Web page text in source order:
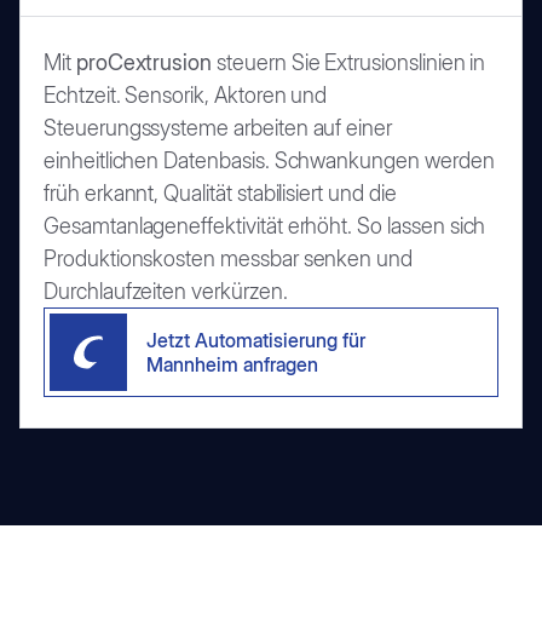
Mit proCextrusion steuern Sie Extrusionslinien in
Echtzeit. Sensorik, Aktoren und
Steuerungssysteme arbeiten auf einer
einheitlichen Datenbasis. Schwankungen werden
früh erkannt, Qualität stabilisiert und die
Gesamtanlageneffektivität erhöht. So lassen sich
Produktionskosten messbar senken und
Durchlaufzeiten verkürzen.
Jetzt Automatisierung für
Mannheim anfragen